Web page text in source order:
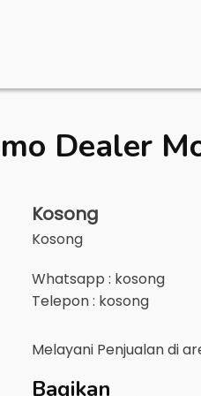
Dealer
Kosong
Kosong
Whatsapp : kosong
Telepon : kosong
Melayani Penjualan di
Bagikan